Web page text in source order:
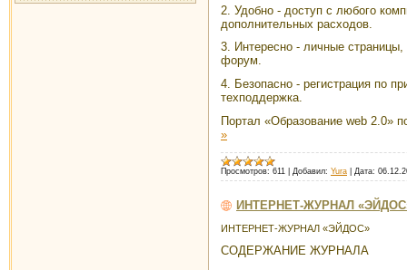
2. Удобно - доступ с любого
дополнительных расходов.
3. Интересно - личные страницы,
форум.
4. Безопасно - регистрация по
техподдержка.
Портал «Образование web 2.0»
»
Просмотров: 611 Добавил: Yura Дата:
ИНТЕРНЕТ-ЖУРНАЛ
ИНТЕРНЕТ-ЖУРНАЛ «ЭЙДОС»
СОДЕРЖАНИЕ ЖУРНАЛА